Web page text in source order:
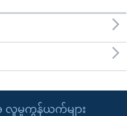
လူမှုကွန်ယက်များ